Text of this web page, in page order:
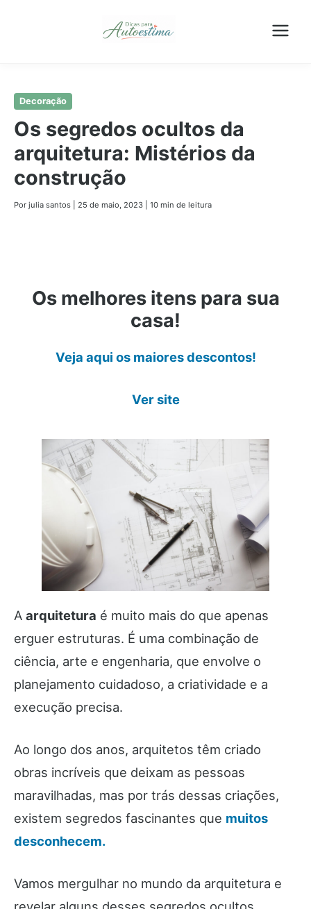
Pular
conteúdo
principal
Decoração
Os segredos ocultos da
arquitetura: Mistérios da
construção
Por julia santos 25 de maio, 2023 10 min de leitura
Os melhores itens para sua
casa!
Veja aqui os maiores descontos!
Ver site
A arquitetura é muito mais do que apenas
erguer estruturas. É uma combinação de
ciência, arte e engenharia, que envolve o
planejamento cuidadoso, a criatividade e a
execução precisa.
Ao longo dos anos, arquitetos têm criado
obras incríveis que deixam as pessoas
maravilhadas, mas por trás dessas criações,
existem segredos fascinantes que muitos
desconhecem.
Vamos mergulhar no mundo da arquitetura e
revelar alguns desses segredos ocultos.